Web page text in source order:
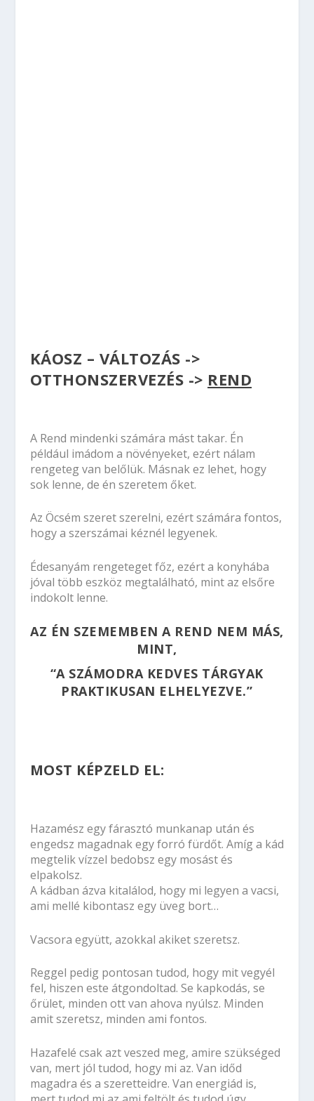
KÁOSZ – VÁLTOZÁS ->
OTTHONSZERVEZÉS -> REND
A Rend mindenki számára mást takar. Én
például imádom a növényeket, ezért nálam
rengeteg van belőlük. Másnak ez lehet, hogy
sok lenne, de én szeretem őket.
Az Öcsém szeret szerelni, ezért számára fontos,
hogy a szerszámai kéznél legyenek.
Édesanyám rengeteget főz, ezért a konyhába
jóval több eszköz megtalálható, mint az elsőre
indokolt lenne.
AZ ÉN SZEMEMBENA REND NEM MÁS,
MINT,
“A SZÁMODRA KEDVES TÁRGYAK
PRAKTIKUSAN ELHELYEZVE.”
MOST KÉPZELD EL:
Hazamész egy fárasztó munkanap után és
engedsz magadnak egy forró fürdőt. Amíg a kád
megtelik vízzel bedobsz egy mosást és
elpakolsz.
A kádban ázva kitalálod, hogy mi legyen a vacsi,
ami mellé kibontasz egy üveg bort…
Vacsora együtt, azokkal akiket szeretsz.
Reggel pedig pontosan tudod, hogy mit vegyél
fel, hiszen este átgondoltad. Se kapkodás, se
őrület, minden ott van ahova nyúlsz. Minden
amit szeretsz, minden ami fontos.
Hazafelé csak azt veszed meg, amire szükséged
van, mert jól tudod, hogy mi az. Van időd
magadra és a szeretteidre. Van energiád is,